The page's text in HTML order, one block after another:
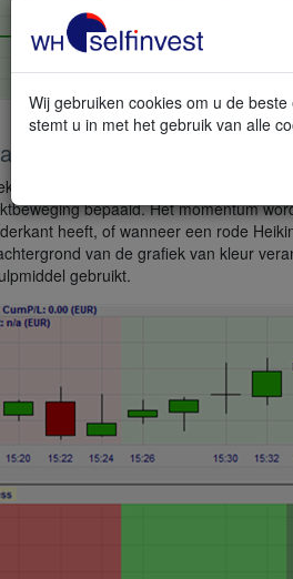
onder de hoofdgrafiek weergegeven.
bepaald. Het momentum
heeft, of wanneer een rode
van de grafiek van kleur
gebruikt.
Wij gebruiken cookies om u de beste
stemt u in met het gebruik van alle